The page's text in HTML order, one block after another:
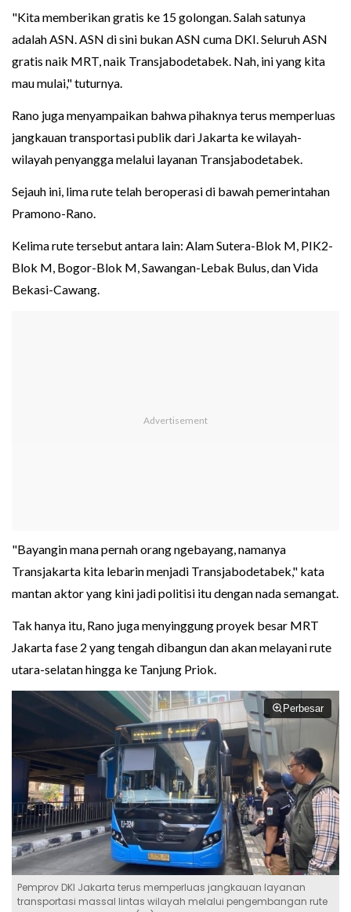
"Kita memberikan gratis ke 15 golongan. Salah satunya
adalah ASN. ASN di sini bukan ASN cuma DKI. Seluruh ASN
gratis naik MRT, naik Transjabodetabek. Nah, ini yang kita
mau mulai," tuturnya.
Rano juga menyampaikan bahwa pihaknya terus memperluas
jangkauan transportasi publik dari Jakarta ke wilayah-
wilayah penyangga melalui layanan Transjabodetabek.
Sejauh ini, lima rute telah beroperasi di bawah pemerintahan
Pramono-Rano.
Kelima rute tersebut antara lain: Alam Sutera-Blok M, PIK2-
Blok M, Bogor-Blok M, Sawangan-Lebak Bulus, dan Vida
Bekasi-Cawang.
"Bayangin mana pernah orang ngebayang, namanya
Transjakarta kita lebarin menjadi Transjabodetabek," kata
mantan aktor yang kini jadi politisi itu dengan nada semangat.
Tak hanya itu, Rano juga menyinggung proyek besar MRT
Jakarta fase 2 yang tengah dibangun dan akan melayani rute
utara-selatan hingga ke Tanjung Priok.
Perbesar
Pemprov DKI Jakarta terus memperluas jangkauan layanan
transportasi massal lintas wilayah melalui pengembangan rute